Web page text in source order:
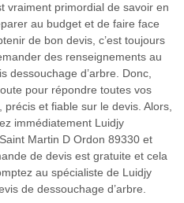
vraiment primordial de savoir en
au budget et de faire face
de bon devis, c’est toujours
des renseignements au
dessouchage d’arbre. Donc,
pour répondre toutes vos
précis et fiable sur le devis. Alors,
immédiatement Luidjy
Martin D Ordon 89330 et
de devis est gratuite et cela
au spécialiste de Luidjy
de dessouchage d’arbre.